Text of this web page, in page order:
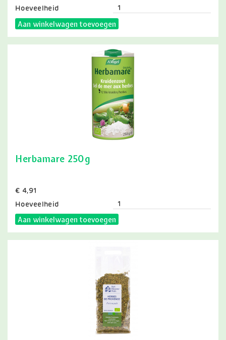
Hoeveelheid
Aan winkelwagen toevoegen
Herbamare 250g
Prijs
€ 4,91
Hoeveelheid
Aan winkelwagen toevoegen